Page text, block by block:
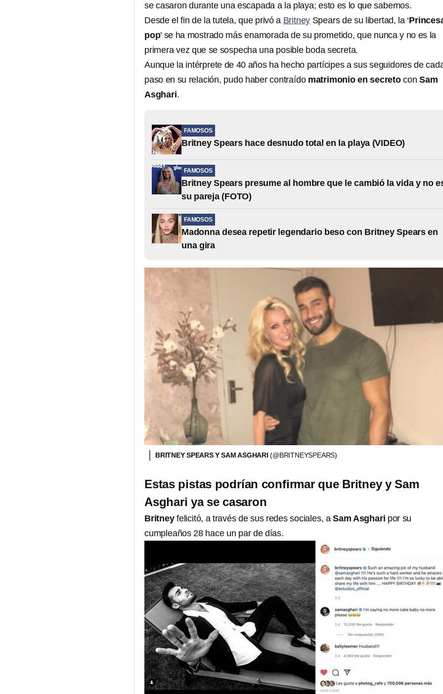
se casaron durante una escapada a la playa; esto es lo que sabemos.
Desde el fin de la tutela, que privó a Britney Spears de su libertad, la ‘
pop’ se ha mostrado más enamorada de su prometido, que nunca y no es la
primera vez que se sospecha una posible boda secreta.
Aunque la intérprete de 40 años ha hecho partícipes a sus seguidores de
paso en su relación, pudo haber contraído matrimonio en secretoconSam
Asghari.
FAMOSOS
Britney Spears hace desnudo total en la playa (VIDEO)
FAMOSOS
Britney Spears presume al hombre que le cambió la vida y no
su pareja (FOTO)
FAMOSOS
Madonna desea repetir legendario beso con Britney Spears en
una gira
BRITNEY SPEARS Y SAM ASGHARI(@BRITNEYSPEARS)
Estas pistas podrían confirmar que Britney y Sam
Asghari ya se casaron
Britneyfelicitó, a través de sus redes sociales, aSam Asghari por su
cumpleaños 28 hace un par de días.